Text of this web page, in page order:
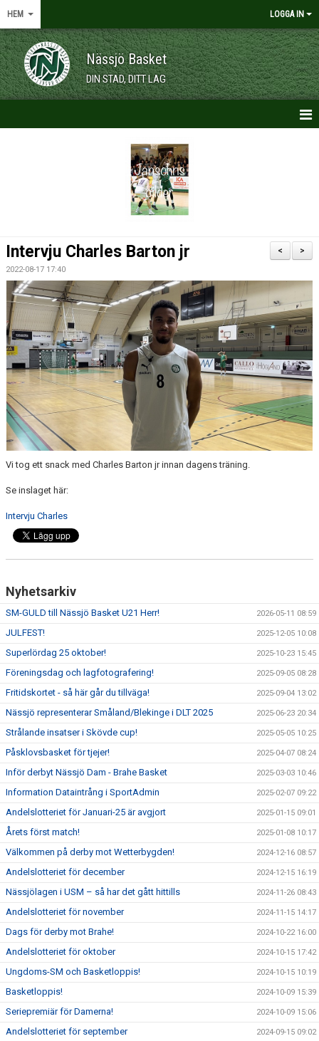
HEM LOGGA IN
Nässjö Basket
DIN STAD, DITT LAG
VÅRA LAG/TRÄNARE
MEDLEMSKAP
UNGDOMSSEKTIONEN
MEDIA
ALF HÅKANSSONS MINNESFOND
>
<
Intervju Charles Barton jr
2022-08-17 17:40
Vi tog ett snack med Charles Barton jr innan dagens träning.
Se inslaget här:
Intervju Charles
Nyhetsarkiv
SM-GULD till Nässjö Basket U21 Herr! 2026-05-11 08:59
JULFEST! 2025-12-05 10:08
Superlördag 25 oktober! 2025-10-23 15:45
Föreningsdag och lagfotografering! 2025-09-05 08:28
Fritidskortet - så här går du tillväga! 2025-09-04 13:02
Nässjö representerar Småland/Blekinge i DLT 2025 2025-06-23 20:34
Strålande insatser i Skövde cup! 2025-05-05 10:25
Påsklovsbasket för tjejer! 2025-04-07 08:24
Inför derbyt Nässjö Dam - Brahe Basket 2025-03-03 10:46
Information Dataintrång i SportAdmin 2025-02-07 09:22
Andelslotteriet för Januari-25 är avgjort 2025-01-15 09:01
Årets först match! 2025-01-08 10:17
Välkommen på derby mot Wetterbygden! 2024-12-16 08:57
Andelslotteriet för december 2024-12-15 16:19
Nässjölagen i USM – så har det gått hittills 2024-11-26 08:43
Andelslotteriet för november 2024-11-15 14:17
Dags för derby mot Brahe! 2024-10-22 16:00
Andelslotteriet för oktober 2024-10-15 17:42
Ungdoms-SM och Basketloppis! 2024-10-15 10:19
Basketloppis! 2024-10-09 15:39
Seriepremiär för Damerna! 2024-10-09 15:06
Andelslotteriet för september 2024-09-15 09:02